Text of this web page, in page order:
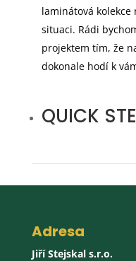
laminátová
situaci. Rádi
projektem tím, že
dokonale hodí k
QUICK
Adresa
Jiří Stejskal s.r.o.